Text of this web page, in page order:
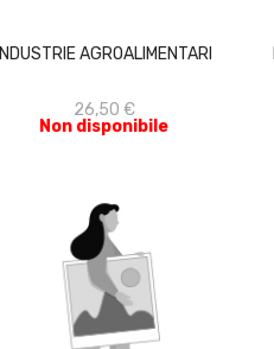
INDUSTRIE AGROALIMENTARI
26,50 €
Non disponibile